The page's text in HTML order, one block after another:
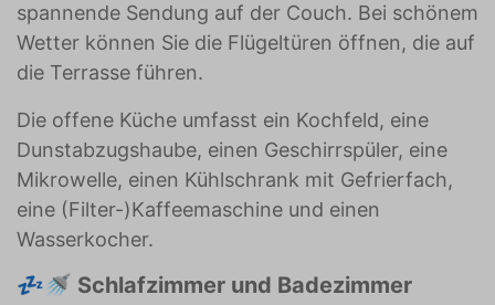
spannende Sendung auf der Couch. Bei schönem
Wetter können Sie die Flügeltüren öffnen, die auf
die Terrasse führen.
Die offene Küche umfasst ein Kochfeld, eine
Dunstabzugshaube, einen Geschirrspüler, eine
Mikrowelle, einen Kühlschrank mit Gefrierfach,
eine (Filter-)Kaffeemaschine und einen
Wasserkocher.
💤🚿 Schlafzimmer und Badezimmer